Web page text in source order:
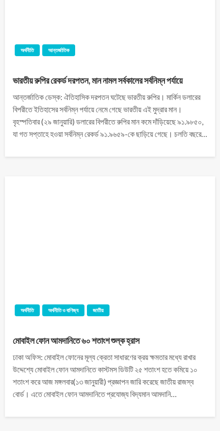
অর্থনীতি আন্তর্জাতিক
ভারতীয় রুপির রেকর্ড দরপতন, মান নামল সর্বকালের সর্বনিম্ন পর্যায়ে
আন্তর্জাতিক ডেস্ক: ঐতিহাসিক দরপতন ঘটেছে ভারতীয় রুপির। মার্কিন ডলারের
বিপরীতে ইতিহাসের সর্বনিম্ন পর্যায়ে নেমে গেছে ভারতীয় এই মুদ্রার মান।
বৃহস্পতিবার (২৯ জানুয়ারি) ডলারের বিপরীতে রুপির মান কমে দাঁড়িয়েছে ৯১.৯৮৫০,
যা গত সপ্তাহে হওয়া সর্বনিম্ন রেকর্ড ৯১.৯৬৫৯-কে ছাড়িয়ে গেছে। চলতি বছরে…
অর্থনীতি অর্থনীতি ও বাণিজ্য জাতীয়
মোবাইল ফোন আমদানিতে ৬০ শতাংশ শুল্ক হ্রাস
ঢাকা অফিস: মোবাইল ফোনের মূল্য ক্রেতা সাধারণের ক্রয় ক্ষমতার মধ্যে রাখার
উদ্দেশ্যে মোবাইল ফোন আমদানিতে কাস্টমস ডিউটি ২৫ শতাংশ হতে কমিয়ে ১০
শতাংশ করে আজ মঙ্গলবার(১৩ জানুয়ারী) প্রজ্ঞাপন জারি করেছে জাতীয় রাজস্ব
বোর্ড। এতে মোবাইল ফোন আমদানিতে প্রযোজ্য বিদ্যমান আমদানি…